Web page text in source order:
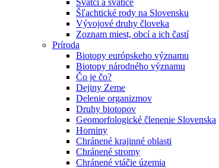
Šľachtické rody na Slovensku
Vývojové druhy človeka
Zoznam miest, obcí a ich častí
Príroda
Biotopy európskeho významu
Biotopy národného významu
Čo je čo?
Dejiny Zeme
Delenie organizmov
Druhy biotopov
Geomorfologické členenie Slovenska
Horniny
Chránené krajinné oblasti
Chránené stromy
Chránené vtáčie územia